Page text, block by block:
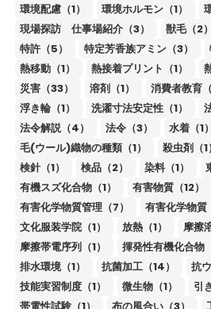
環境配慮（1）
環境ホルモン（1）
現場探訪 仕事場紹介（3）
獣毛（2）
特許（5）
特定芳香族アミン（3）
熱移動（1）
熱接着プリント（1）
災害（33）
溶剤（1） 消費者教育（
浮き輪（1）
洗濯寸法安定性（1）
法令解説（4）
法令（3） 水着（1）
毛(ウール)織物の種類（1）
殺虫剤（1）
検針（1）
検品（2） 染料（1）
有機スズ化合物（1）
有害物質（12）
有害化学物質管理（7）
有害化学物質
文化服装学院（1）
放熱（1）
摩擦
摩擦帯電序列（1）
揮発性有機化合物（
排水環境（1）
抗菌加工（14）
抗
技能実習制度（1）
微生物（1）
引
帯電性試験（1）
布の風合い（3）